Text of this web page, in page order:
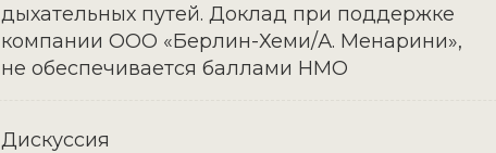
дыхательных путей. Доклад при поддержке
компании ООО «Берлин-Хеми/А. Менарини»,
не обеспечивается баллами НМО
Дискуссия